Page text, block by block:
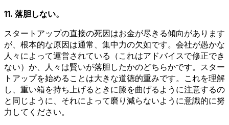
11. 落胆しない。
スタートアップの直接の死因はお金が尽きる傾向があります
が、根本的な原因は通常、集中力の欠如です。会社が愚かな
人々によって運営されている（これはアドバイスで修正でき
ない）か、人々は賢いが落胆したかのどちらかです。スター
トアップを始めることは大きな道徳的重みです。これを理解
し、重い箱を持ち上げるときに膝を曲げるように注意するの
と同じように、それによって磨り減らないように意識的に努
力してください。